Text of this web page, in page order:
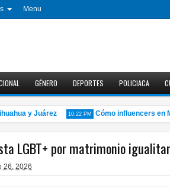
Menu
GÉNERO DEPORTES POLICIACA
y Juárez 10:22 PM Cómo influencers en
LGBT+ por matrimonio
26, 2026